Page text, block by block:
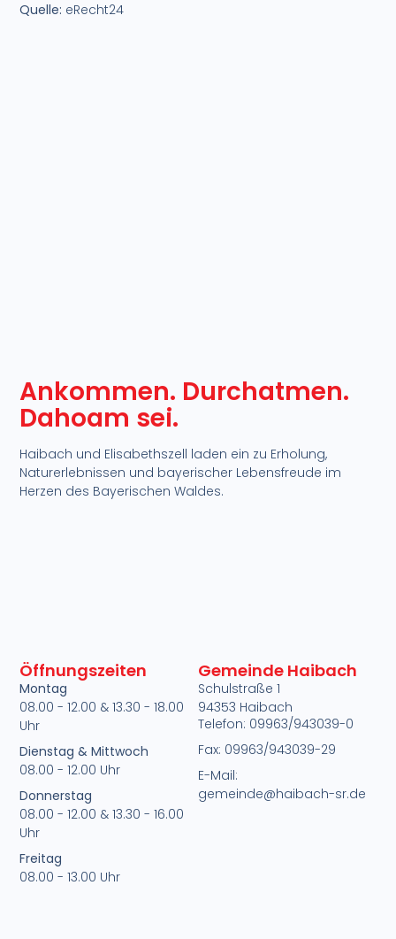
Quelle: eRecht24
Ankommen. Durchatmen.
Dahoam sei.​
Haibach und Elisabethszell laden ein zu Erholung,
Naturerlebnissen und bayerischer Lebensfreude im
Herzen des Bayerischen Waldes.​
Gemeinde Haibach
Schulstraße 1
94353 Haibach
Telefon: 09963/943039-0
Fax: 09963/943039-29
E-Mail:
gemeinde@haibach-sr.de
Öffnungszeiten
Montag
08.00 - 12.00 & 13.30 - 18.00
Uhr
Dienstag & Mittwoch
08.00 - 12.00 Uhr
Donnerstag
08.00 - 12.00 & 13.30 - 16.00
Uhr
Freitag
08.00 - 13.00 Uhr